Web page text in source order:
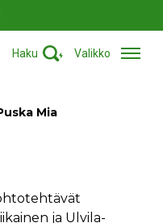
Haku Valikko
Mia
ja Ulvila-